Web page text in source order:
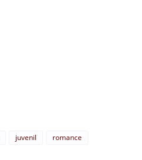
juvenil
romance